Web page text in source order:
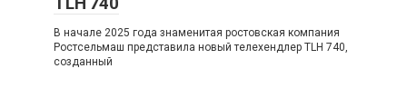
В начале 2025 года знаменитая ростовская компания
Ростсельмаш представила новый телехендлер TLH 740,
созданный